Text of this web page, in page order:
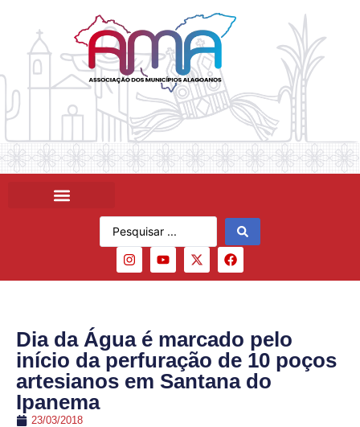
Dia da Água é marcado pelo
início da perfuração de 10 poços
artesianos em Santana do
Ipanema
23/03/2018